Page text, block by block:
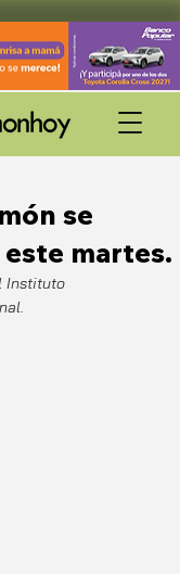
se
martes.
Instituto